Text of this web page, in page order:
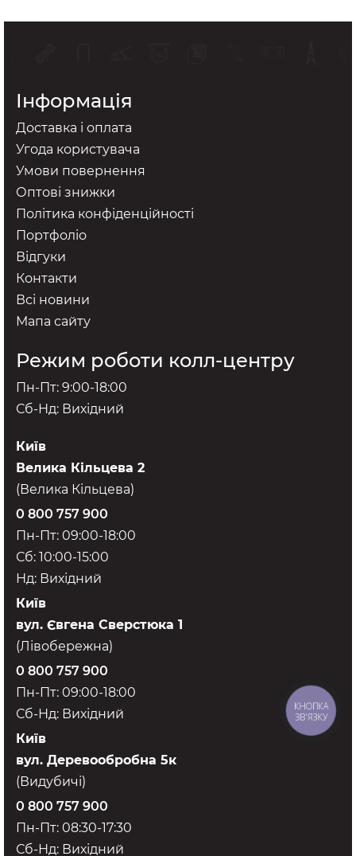
Інформація
Доставка і оплата
Угода користувача
Умови повернення
Оптові знижки
Політика конфіденційності
Портфоліо
Відгуки
Контакти
Всі новини
Мапа сайту
Режим роботи колл-центру
Пн-Пт: 9:00-18:00
Сб-Нд: Вихідний
Київ
Велика Кільцева 2
(Велика Кільцева)
0 800 757 900
Пн-Пт: 09:00-18:00
Сб: 10:00-15:00
Нд: Вихідний
Київ
вул. Євгена Сверстюка 1
(Лівобережна)
0 800 757 900
Пн-Пт: 09:00-18:00
Сб-Нд: Вихідний
Київ
вул. Деревообробна 5к
(Видубичі)
0 800 757 900
Пн-Пт: 08:30-17:30
Сб-Нд: Вихідний
КНОПКА
ЗВ'ЯЗКУ